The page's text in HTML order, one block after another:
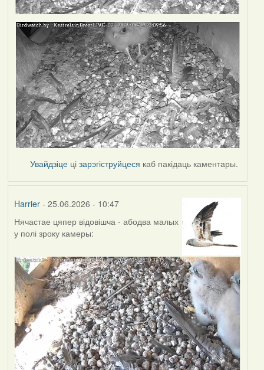
Увайдзіце цізарэгіструйцеся каб пакідаць каментары.
Harrier- 25.06.2026 - 10:47
Нячастае цяпер відовішча - абодва малых
у полі зроку камеры: